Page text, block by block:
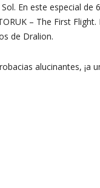
En este especial
– The First
de Dralion.
alucinantes, ¡a